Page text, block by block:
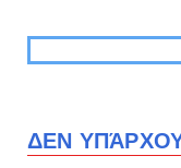
ΔΕΝ